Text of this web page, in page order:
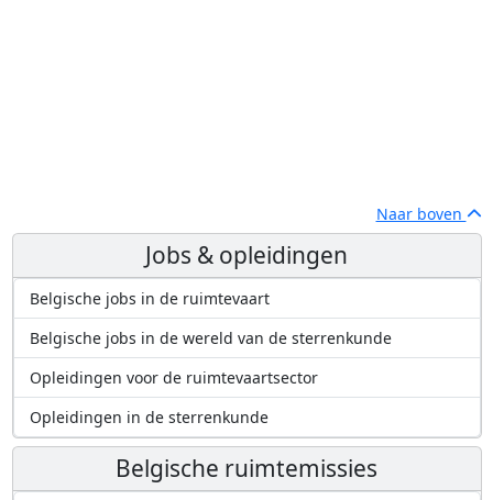
Naar boven
Jobs & opleidingen
Belgische jobs in de ruimtevaart
Belgische jobs in de wereld van de sterrenkunde
Opleidingen voor de ruimtevaartsector
Opleidingen in de sterrenkunde
Belgische ruimtemissies